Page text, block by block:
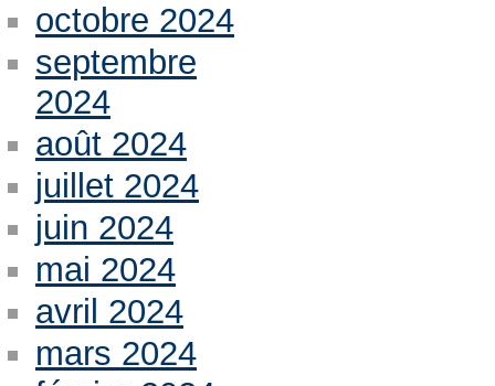
octobre 2024
septembre
2024
août 2024
juillet 2024
juin 2024
mai 2024
avril 2024
mars 2024